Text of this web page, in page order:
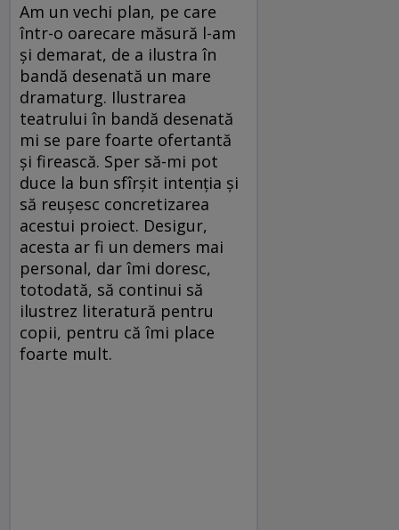
Am un vechi plan, pe care
într-o oarecare măsură l-am
şi demarat, de a ilustra în
bandă desenată un mare
dramaturg. Ilustrarea
teatrului în bandă desenată
mi se pare foarte ofertantă
şi firească. Sper să-mi pot
duce la bun sfîrşit intenţia şi
să reuşesc concretizarea
acestui proiect. Desigur,
acesta ar fi un demers mai
personal, dar îmi doresc,
totodată, să continui să
ilustrez literatură pentru
copii, pentru că îmi place
foarte mult.